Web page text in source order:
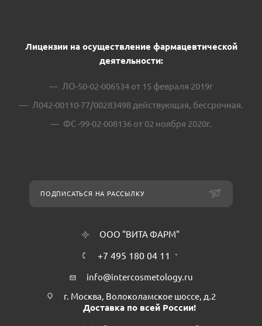
Лицензии на осуществление фармацевтической
деятельности:
ЛО-50-02-006534 от 15 февраля 2019г
Л042-00110-77/00283498 действующая, бессрочная.
ФС -99-02-008136 от 02 ноября 2020г.
ПОДПИСАТЬСЯ НА РАССЫЛКУ
ООО "ВИТА ФАРМ"
+7 495 180 04 11
info@intercosmetology.ru
г. Москва, Волоколамское шоссе, д.2
Доставка по всей России!